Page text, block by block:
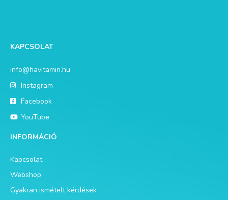
KAPCSOLAT
info@havitamin.hu
Instagram
Facebook
YouTube
INFORMÁCIÓ
Kapcsolat
Webshop
Gyakran ismételt kérdések